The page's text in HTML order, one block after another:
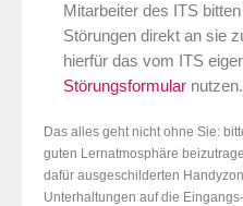
Mitarbeiter des ITS
Störungen direkt an sie
hierfür das vom ITS
Störungsformularnutzen.
Das alles geht nicht ohne Sie:
guten Lernatmosphäre
dafür ausgeschilderten
Unterhaltungen auf die